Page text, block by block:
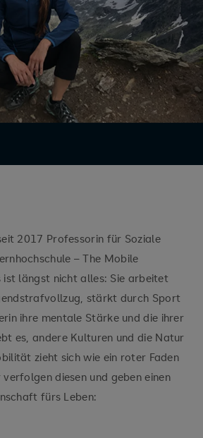
2017 Professorin für Soziale
– The Mobile
ist längst nicht alles: Sie arbeitet
stärkt durch Sport
ihre mentale Stärke und die ihrer
es, andere Kulturen und die Natur
zieht sich wie ein roter Faden
diesen und geben einen
fürs Leben: